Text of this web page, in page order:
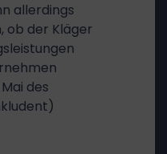
allerdings
ob der Kläger
des